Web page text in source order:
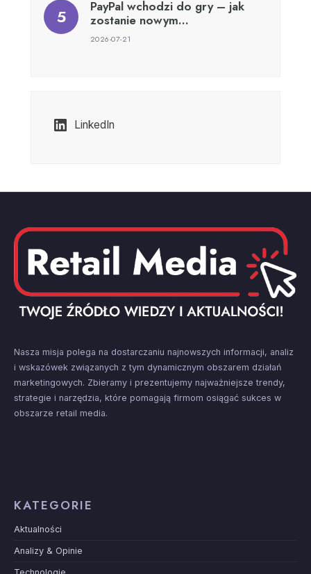
PayPal wchodzi do gry – jak
zostanie nowym…
2026-07-21
LinkedIn
Nasza misja polega na dostarczaniu najnowszych informacji, analiz
i wskazówek związanych z tym dynamicznym obszarem działań
marketingowych. Zbieramy i prezentujemy najważniejsze trendy,
strategie i narzędzia, które pomagają firmom osiągać sukces w
obszarze retail media.
KATEGORIE
Aktualności
Analizy & Opinie